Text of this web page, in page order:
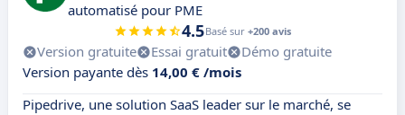
automatisé pour PME
4.5Basé sur +200 avis
Version gratuite Essai gratuit
Démo gratuite
Version payante dès 14,00 € /mois
Pipedrive, une solution SaaS leader sur le marché, se